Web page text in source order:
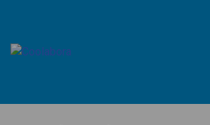
content